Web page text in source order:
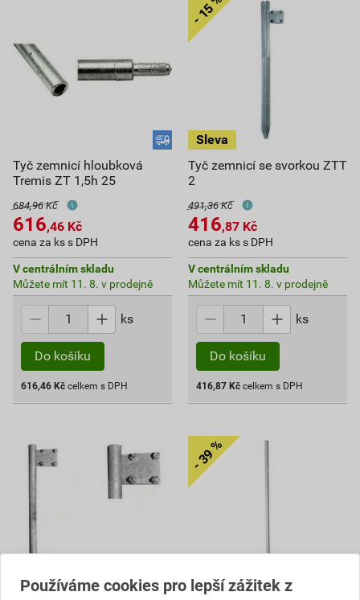
Tyč zemnicí hloubková
Tremis ZT 1,5h 25
684,96 Kč
616,46 Kč
cena za ks s DPH
V centrálním skladu
Můžete mít 11. 8. v prodejně
ks
Do košíku
616,46 Kč celkem s DPH
Tyč zemnicí se svorkou ZTT
2
491,36 Kč
416,87 Kč
cena za ks s DPH
V centrálním skladu
Můžete mít 11. 8. v prodejně
ks
Do košíku
416,87 Kč celkem s DPH
Používáme cookies pro lepší zážitek z